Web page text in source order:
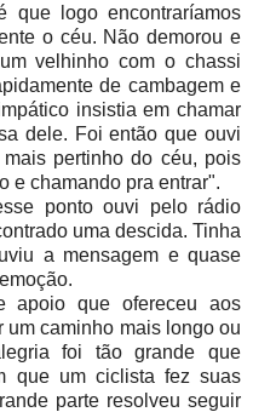
que logo encontraríamos
o céu. Não demorou e
velhinho com o chassi
de cambagem e
insistia em chamar
dele. Foi então que ouvi
pertinho do céu, pois
e chamando pra entrar".
ponto ouvi pelo rádio
uma descida. Tinha
a mensagem e quase
apoio que ofereceu aos
um caminho mais longo ou
foi tão grande que
que um ciclista fez suas
parte resolveu seguir